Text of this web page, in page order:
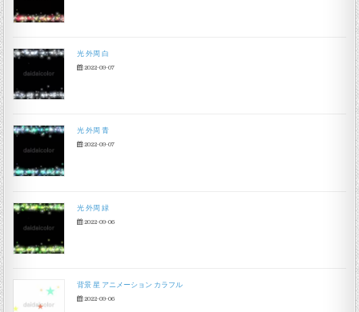
光 外周 白
2022-09-07
光 外周 青
2022-09-07
光 外周 緑
2022-09-06
背景 星 アニメーション カラフル
2022-09-06